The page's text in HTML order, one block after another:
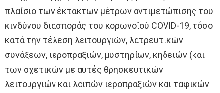
πλαίσιο των έκτακτων μέτρων αντιμετώπισης του
κινδύνου διασποράς του κορωνοϊού COVID-19, τόσο
κατά την τέλεση λειτουργιών, λατρευτικών
συνάξεων, ιεροπραξιών, μυστηρίων, κηδειών (και
των σχετικών με αυτές θρησκευτικών
λειτουργιών και λοιπών ιεροπραξιών και ταφικών